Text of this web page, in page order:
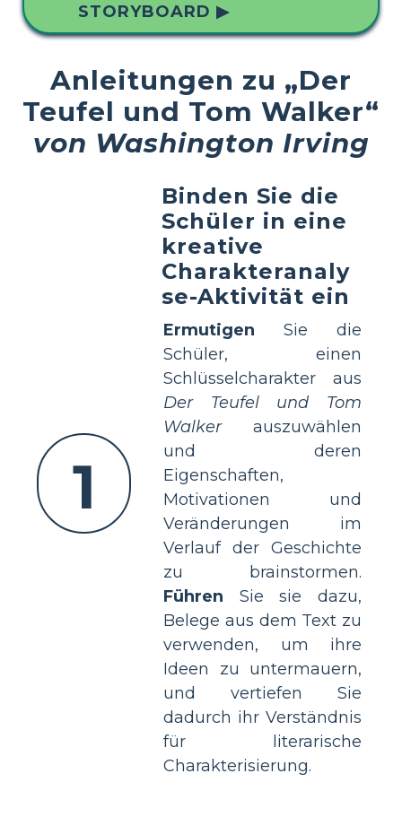
STORYBOARD ▶
Anleitungen zu „Der
Teufel und Tom Walker“
von Washington Irving
1
Binden Sie die
Schüler in eine
kreative
Charakteranaly
se-Aktivität ein
Ermutigen Sie die
Schüler, einen
Schlüsselcharakter aus
Der Teufel und Tom
Walkerauszuwählen
und deren
Eigenschaften,
Motivationen und
Veränderungen im
Verlauf der Geschichte
zu brainstormen.
Führen Sie sie dazu,
Belege aus dem Text zu
verwenden, um ihre
Ideen zu untermauern,
und vertiefen Sie
dadurch ihr Verständnis
für literarische
Charakterisierung.